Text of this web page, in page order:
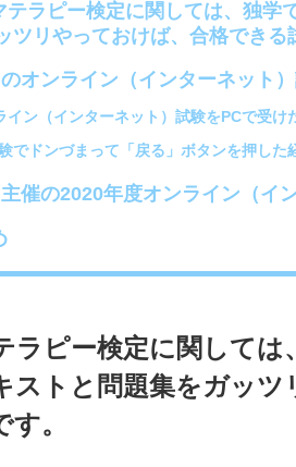
テラピー検定に関しては、独学
ツリやっておけば、合格できる
オンライン（インターネット
イン（インターネット）試験をPCで受け
でドンづまって「戻る」ボタンを押した
催の2020年度オンライン（イ
ラピー検定に関しては
ストと問題集をガッ
す。